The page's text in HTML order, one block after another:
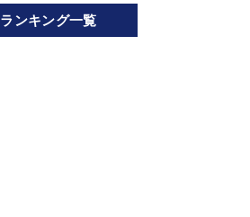
ランキング一覧